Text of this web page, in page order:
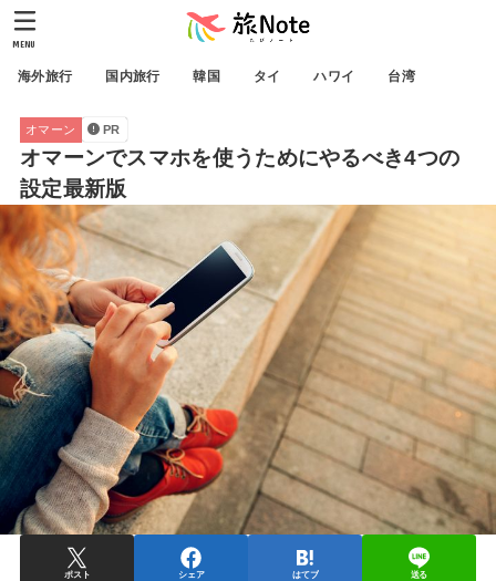
海外旅行 国内旅行 韓国 タイ ハワイ 台湾
MENU
オマーン PR
オマーンでスマホを使うためにやるべき4つの
設定最新版
ポスト シェア はてブ 送る